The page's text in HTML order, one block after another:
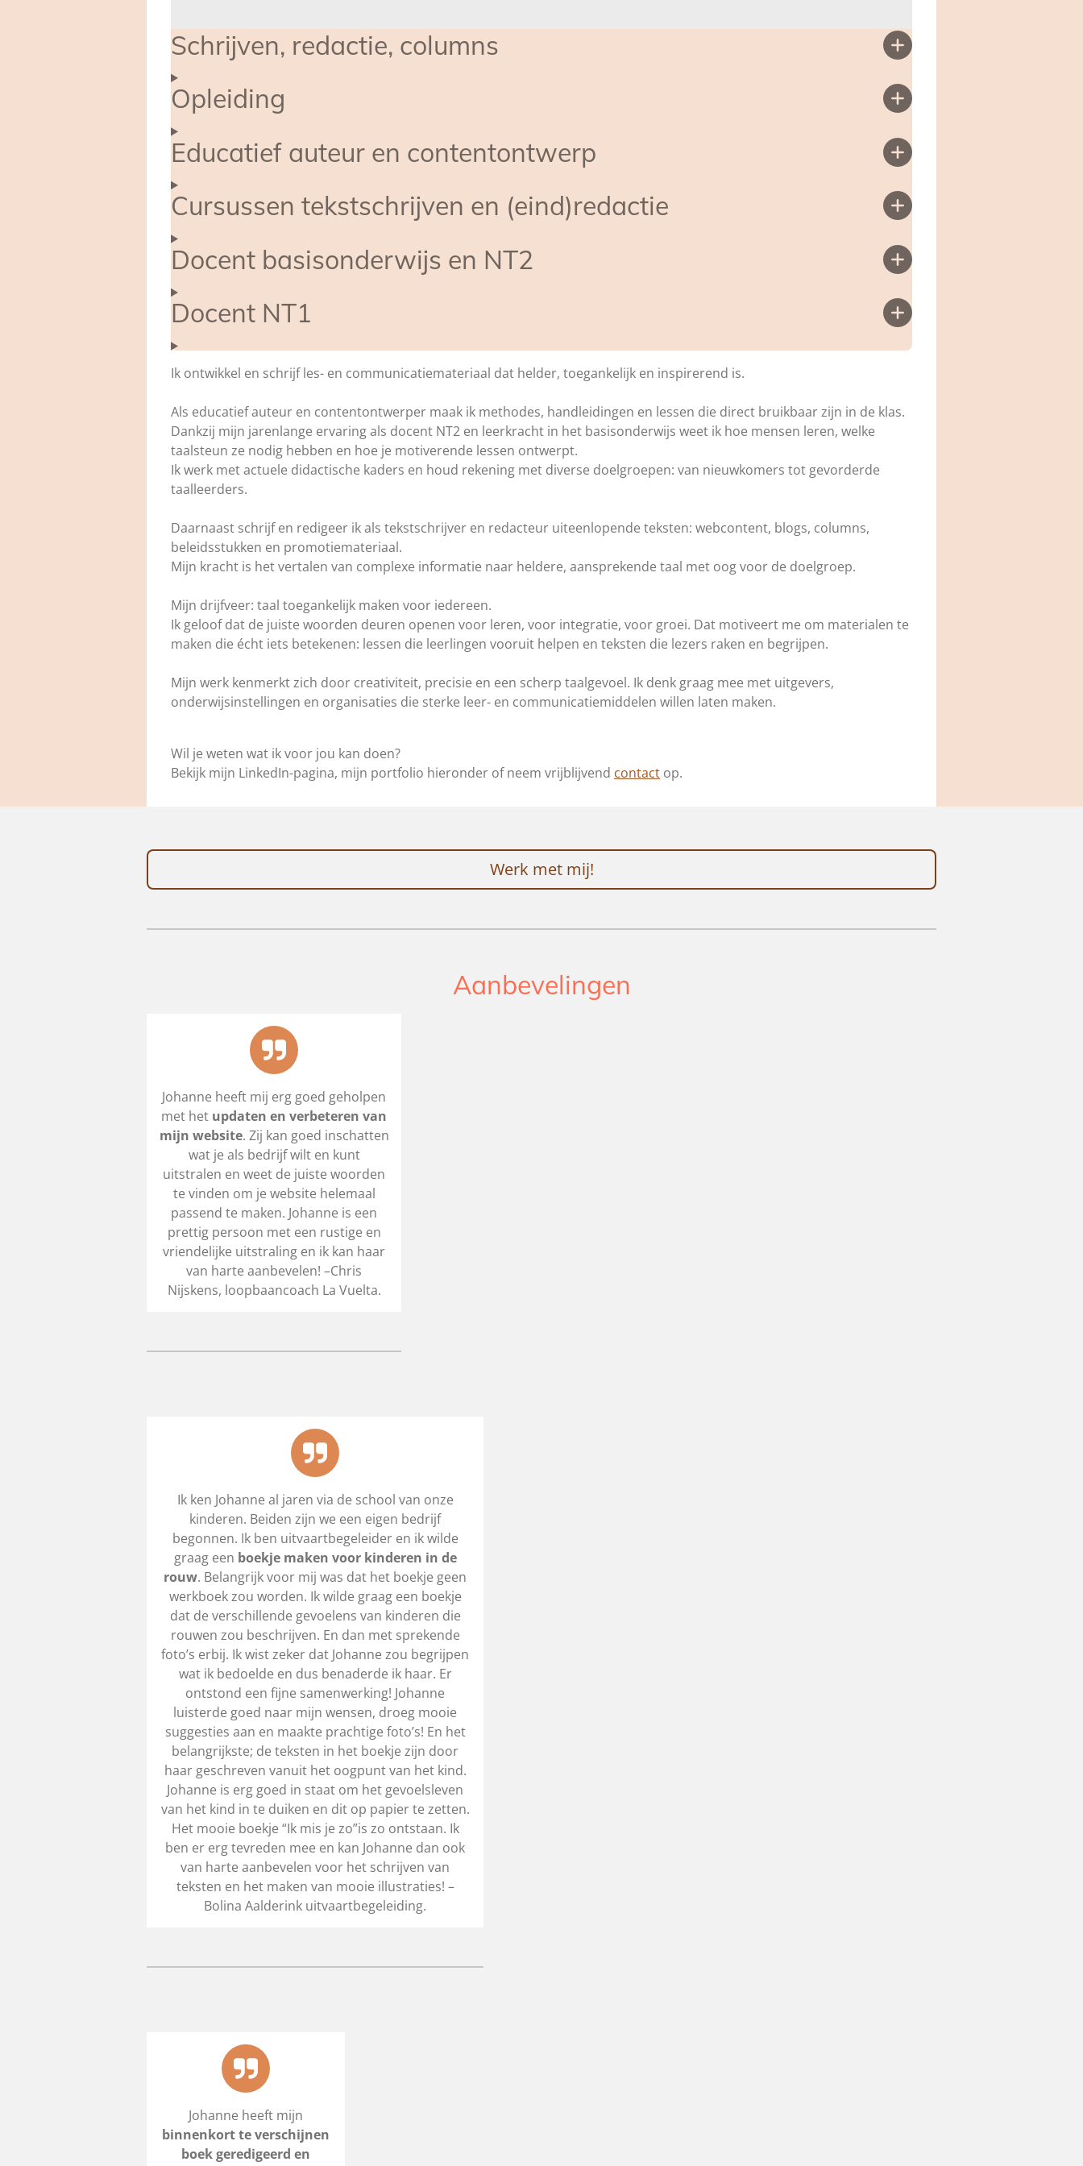
Schrijven, redactie, columns
Opleiding
Educatief auteur en contentontwerp
Cursussen tekstschrijven en (eind)redactie
Docent basisonderwijs en NT2
Docent NT1
Ik ontwikkel en schrijf les- en communicatiemateriaal dat helder, toegankelijk en inspirerend is.
Als educatief auteur en contentontwerper maak ik methodes, handleidingen en lessen die direct bruikbaar zijn in de klas.
Dankzij mijn jarenlange ervaring als docent NT2 en leerkracht in het basisonderwijs weet ik hoe mensen leren, welke
taalsteun ze nodig hebben en hoe je motiverende lessen ontwerpt.
Ik werk met actuele didactische kaders en houd rekening met diverse doelgroepen: van nieuwkomers tot gevorderde
taalleerders.
Daarnaast schrijf en redigeer ik als tekstschrijver en redacteur uiteenlopende teksten: webcontent, blogs, columns,
beleidsstukken en promotiemateriaal.
Mijn kracht is het vertalen van complexe informatie naar heldere, aansprekende taal met oog voor de doelgroep.
Mijn drijfveer: taal toegankelijk maken voor iedereen.
Ik geloof dat de juiste woorden deuren openen voor leren, voor integratie, voor groei. Dat motiveert me om materialen te
maken die écht iets betekenen: lessen die leerlingen vooruit helpen en teksten die lezers raken en begrijpen.
Mijn werk kenmerkt zich door creativiteit, precisie en een scherp taalgevoel. Ik denk graag mee met uitgevers,
onderwijsinstellingen en organisaties die sterke leer- en communicatiemiddelen willen laten maken.
Wil je weten wat ik voor jou kan doen?
Bekijk mijn LinkedIn-pagina, mijn portfolio hieronder of neem vrijblijvend contact op.
Werk met mij!
Aanbevelingen
Johanne heeft mij erg goed geholpen
met het updaten en verbeteren van
mijn website. Zij kan goed inschatten
wat je als bedrijf wilt en kunt
uitstralen en weet de juiste woorden
te vinden om je website helemaal
passend te maken. Johanne is een
prettig persoon met een rustige en
vriendelijke uitstraling en ik kan haar
van harte aanbevelen! –Chris
Nijskens, loopbaancoach La Vuelta.
Ik ken Johanne al jaren via de school van onze
kinderen. Beiden zijn we een eigen bedrijf
begonnen. Ik ben uitvaartbegeleider en ik wilde
graag een boekje maken voor kinderen in de
rouw. Belangrijk voor mij was dat het boekje geen
werkboek zou worden. Ik wilde graag een boekje
dat de verschillende gevoelens van kinderen die
rouwen zou beschrijven. En dan met sprekende
foto’s erbij. Ik wist zeker dat Johanne zou begrijpen
wat ik bedoelde en dus benaderde ik haar. Er
ontstond een fijne samenwerking! Johanne
luisterde goed naar mijn wensen, droeg mooie
suggesties aan en maakte prachtige foto’s! En het
belangrijkste; de teksten in het boekje zijn door
haar geschreven vanuit het oogpunt van het kind.
Johanne is erg goed in staat om het gevoelsleven
van het kind in te duiken en dit op papier te zetten.
Het mooie boekje “Ik mis je zo”is zo ontstaan. Ik
ben er erg tevreden mee en kan Johanne dan ook
van harte aanbevelen voor het schrijven van
teksten en het maken van mooie illustraties! –
Bolina Aalderink uitvaartbegeleiding.
Johanne heeft mijn
binnenkort te verschijnen
boek geredigeerd en